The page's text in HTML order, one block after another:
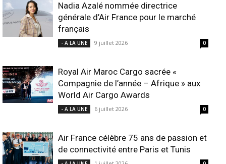
Nadia Azalé nommée directrice
générale d’Air France pour le marché
français
- A LA UNE 9 juillet 2026 0
Royal Air Maroc Cargo sacrée «
Compagnie de l’année – Afrique » aux
World Air Cargo Awards
- A LA UNE 6 juillet 2026 0
Air France célèbre 75 ans de passion et
de connectivité entre Paris et Tunis